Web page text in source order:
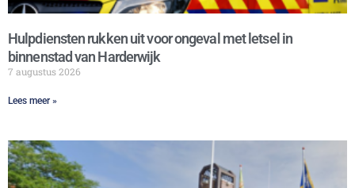
Hulpdiensten rukken uit voor ongeval met letsel in
binnenstad van Harderwijk
7 augustus 2026
Lees meer »